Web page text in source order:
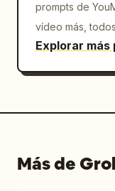
prompts de
vídeo más,
Explorar más
Más de